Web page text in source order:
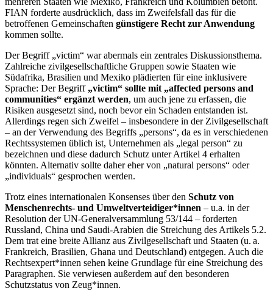
FIAN forderte ausdrücklich, dass im Zweifelsfall das für die
betroffenen Gemeinschaften günstigere Recht zur Anwendung
kommen sollte.
Der Begriff „victim“ war abermals ein zentrales Diskussionsthema.
Zahlreiche zivilgesellschaftliche Gruppen sowie Staaten wie
Südafrika, Brasilien und Mexiko plädierten für eine inklusivere
Sprache: Der Begriff „victim“ sollte mit „affected persons and
communities“ ergänzt werden, um auch jene zu erfassen, die
Risiken ausgesetzt sind, noch bevor ein Schaden entstanden ist.
Allerdings regen sich Zweifel – insbesondere in der Zivilgesellschaft
– an der Verwendung des Begriffs „persons“, da es in verschiedenen
Rechtssystemen üblich ist, Unternehmen als „legal person“ zu
bezeichnen und diese dadurch Schutz unter Artikel 4 erhalten
könnten. Alternativ sollte daher eher von „natural persons“ oder
„individuals“ gesprochen werden.
Trotz eines internationalen Konsenses über den Schutz von
Menschenrechts- und Umweltverteidiger*innen – u.a. in der
Resolution der UN-Generalversammlung 53/144 – forderten
Russland, China und Saudi-Arabien die Streichung des Artikels 5.2.
Dem trat eine breite Allianz aus Zivilgesellschaft und Staaten (u. a.
Frankreich, Brasilien, Ghana und Deutschland) entgegen. Auch die
Rechtsexpert*innen sehen keine Grundlage für eine Streichung des
Paragraphen. Sie verwiesen außerdem auf den besonderen
Schutzstatus von Zeug*innen.